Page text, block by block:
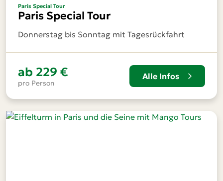
Paris Special Tour
Paris Special Tour
Donnerstag bis Sonntag mit Tagesrückfahrt
ab 229 €
pro Person
Alle Infos